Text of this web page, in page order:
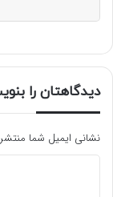
دیدگاهتان را
نشانی ایمیل شما